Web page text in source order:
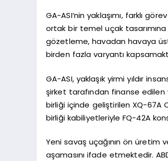
GA-ASI’nin yaklaşımı, farklı
ortak bir temel uçak
gözetleme, havadan havaya
birden fazla varyantı
GA-ASI, yaklaşık yirmi yıldır
şirket tarafından finanse edilen
birliği içinde geliştirilen XQ-
birliği kabiliyetleriyle FQ-42A
Yeni savaş uçağının ön üretim
aşamasını ifade etmektedir.